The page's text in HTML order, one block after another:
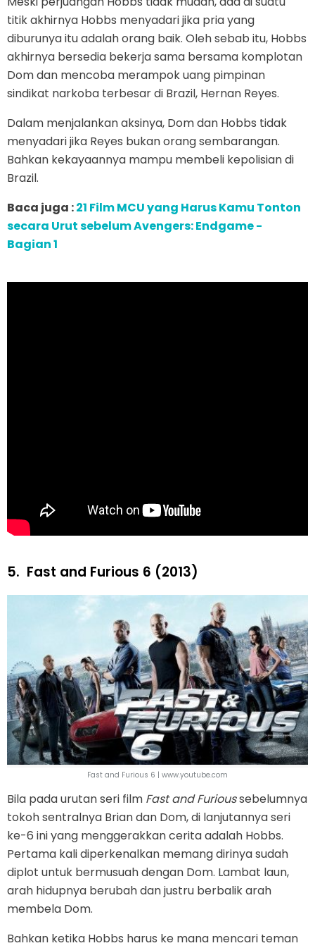
titik akhirnya Hobbs menyadari jika pria yang
diburunya itu adalah orang baik. Oleh sebab itu, Hobbs
akhirnya bersedia bekerja sama bersama komplotan
Dom dan mencoba merampok uang pimpinan
sindikat narkoba terbesar di Brazil, Hernan Reyes.
Dalam menjalankan aksinya, Dom dan Hobbs tidak
menyadari jika Reyes bukan orang sembarangan.
Bahkan kekayaannya mampu membeli kepolisian di
Brazil.
Baca juga :21 Film MCU yang Harus Kamu Tonton
secara Urut sebelum Avengers: Endgame -
Bagian 1
5. Fast and Furious 6 (2013)
Fast and Furious 6 | www.youtube.com
Bila pada urutan seri film Fast and Furioussebelumnya
tokoh sentralnya Brian dan Dom, di lanjutannya seri
ke-6 ini yang menggerakkan cerita adalah Hobbs.
Pertama kali diperkenalkan memang dirinya sudah
diplot untuk bermusuah dengan Dom. Lambat laun,
arah hidupnya berubah dan justru berbalik arah
membela Dom.
Bahkan ketika Hobbs harus ke mana mencari teman